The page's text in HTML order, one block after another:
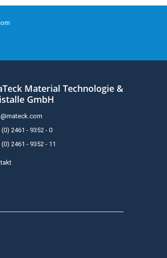
Material Technologie &
GmbH
(0) 2461 - 9352 - 0
(0) 2461 - 9352 - 11